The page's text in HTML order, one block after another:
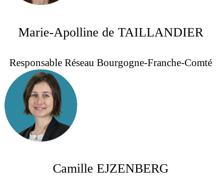
Marie-Apolline de TAILLANDIER
Responsable Réseau Bourgogne-Franche-Comté
Camille EJZENBERG